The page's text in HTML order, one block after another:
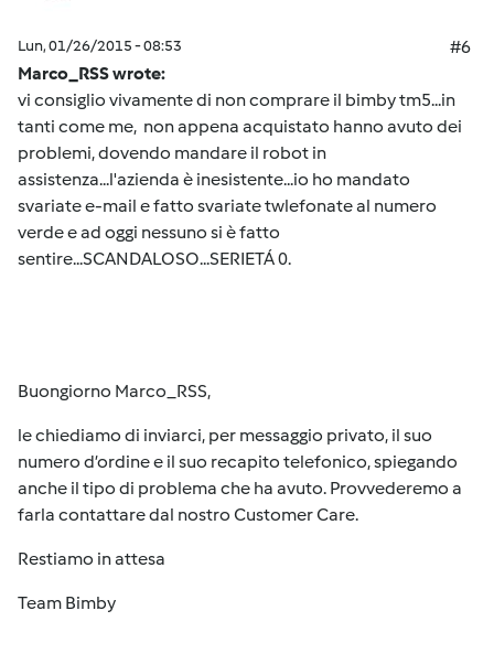
Lun, 01/26/2015 - 08:53
#6
Marco_RSS wrote:
vi consiglio vivamente di non comprare il bimby tm5...in
tanti come me, non appena acquistato hanno avuto dei
problemi, dovendo mandare il robot in
assistenza...l'azienda è inesistente...io ho mandato
svariate e-mail e fatto svariate twlefonate al numero
verde e ad oggi nessuno si è fatto
sentire...SCANDALOSO...SERIETÁ 0.
Buongiorno Marco_RSS,
le chiediamo di inviarci, per messaggio privato, il suo
numero d’ordine e il suo recapito telefonico, spiegando
anche il tipo di problema che ha avuto. Provvederemo a
farla contattare dal nostro Customer Care.
Restiamo in attesa
Team Bimby